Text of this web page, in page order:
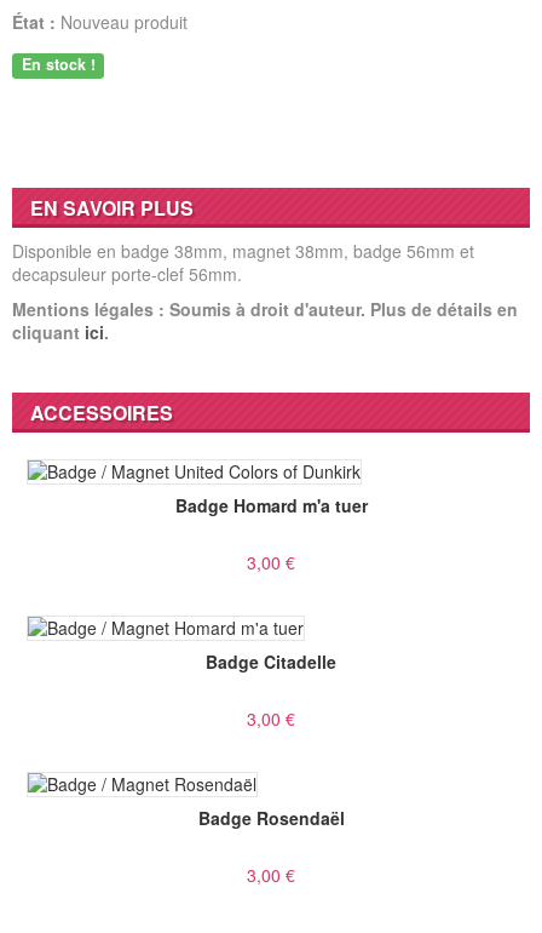
État : Nouveau produit
En stock !
EN SAVOIR PLUS
Disponible en badge 38mm, magnet 38mm, badge 56mm et
decapsuleur porte-clef 56mm.
Mentions légales : Soumis à droit d'auteur. Plus de détails en
cliquant ici.
ACCESSOIRES
Badge Homard m'a tuer
3,00 €
Badge Citadelle
3,00 €
Badge Rosendaël
3,00 €